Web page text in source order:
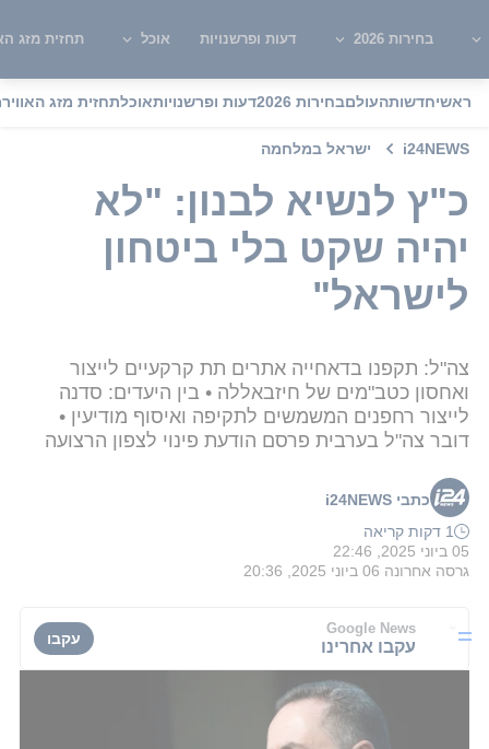
בחירות 2026 דעות ופרשנויות אוכל תחזית מזג
ראשיחדשותהעולםבחירות 2026 דעות ופרשנויותאוכלתחזית מזג האוויר
i24NEWS ישראל במלחמה
כ"ץ לנשיא לבנון: "לא
יהיה שקט בלי ביטחון
לישראל"
צה"ל: תקפנו בדאחייה אתרים תת קרקעיים לייצור
ואחסון כטב"מים של חיזבאללה • בין היעדים: סדנה
לייצור רחפנים המשמשים לתקיפה ואיסוף מודיעין •
דובר צה"ל בערבית פרסם הודעת פינוי לצפון הרצועה
כתבי i24NEWS
1 דקות קריאה
05 ביוני 2025, 22:46
גרסה אחרונה 06 ביוני 2025, 20:36
Google News
עקבו אחרינו עקבו